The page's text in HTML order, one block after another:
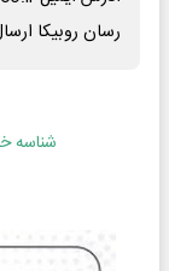
رسان روبیکا
شناسه خبر: